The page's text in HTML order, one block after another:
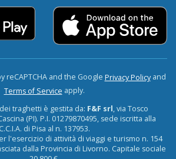
reCAPTCHA and the Google Privacy Policyand
Terms of Service apply.
traghetti è gestita da: F&F srl, via Tosco
(PI). P.I. 01279870495, sede iscritta alla
C.C.I.A. di Pisa al n. 137953.
l'esercizio di attività di viaggi e turismo n. 154
dalla Provincia di Livorno. Capitale sociale